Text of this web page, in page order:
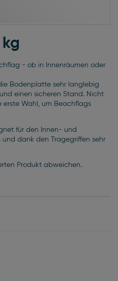
- ob in Innenräumen oder
Bodenplatte sehr langlebig
einen sicheren Stand. Nicht
Wahl, um Beachflags
für den Innen- und
dank den Tragegriffen sehr
Produkt abweichen.